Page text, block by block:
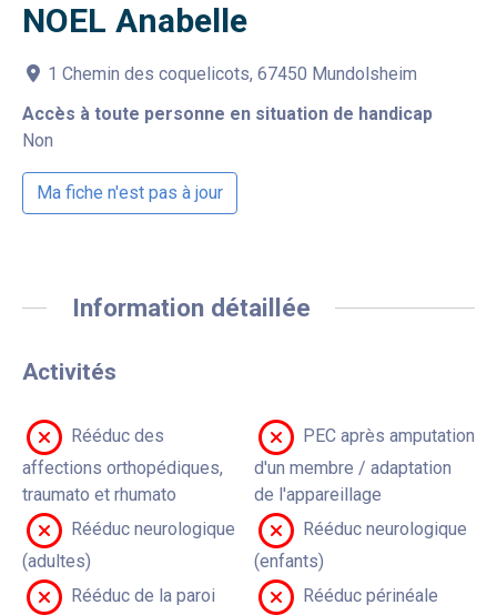
NOEL Anabelle
1 Chemin des coquelicots, 67450 Mundolsheim
Accès à toute personne en situation de handicap
Non
Ma fiche n'est pas à jour
Information détaillée
Activités
Rééduc des
affections orthopédiques,
traumato et rhumato
PEC après amputation
d'un membre / adaptation
de l'appareillage
Rééduc neurologique
(adultes)
Rééduc neurologique
(enfants)
Rééduc de la paroi
Rééduc périnéale